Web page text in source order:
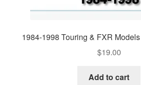
1984-1998 Touring & FXR
$19.00
Add to cart